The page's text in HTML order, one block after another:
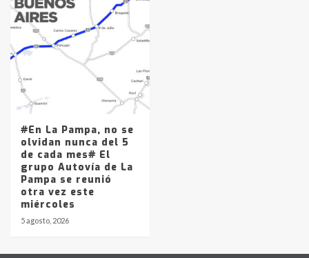
#En La Pampa, no se
olvidan nunca del 5
de cada mes# El
grupo Autovía de La
Pampa se reunió
otra vez este
miércoles
5 agosto, 2026